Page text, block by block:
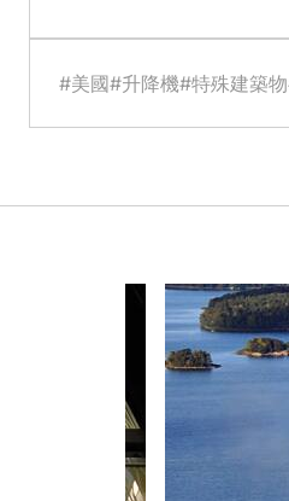
#美國#升降機#特殊建築物